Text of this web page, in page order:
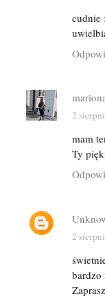
cudnie
2
mam
Ty
2
bardzo